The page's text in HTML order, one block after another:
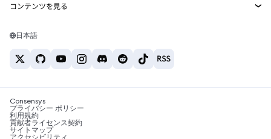
Web3サービス
サポート
キャリア
お問い合わせ
Tetherの価格
USDT→INR
BTC→INR
ETH→USDT
ETHの購入
USDTの購入
SHIBの購入
BNBの購入
コンテンツを見る
Solanaウォレット
税制関連ニュース
暗号資産の購入方法は？
日本語
Consensys
プライバシー ポリシー
利用規約
貢献者ライセンス契約
サイトマップ
アクセシビリティ